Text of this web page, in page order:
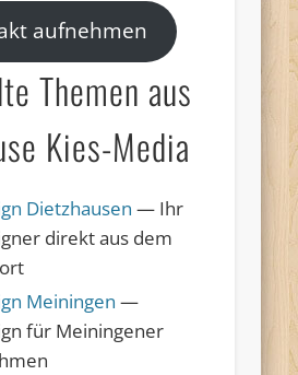
aufnehmen
Themen aus
Kies-Media
Dietzhausen — Ihr
direkt aus dem
Meiningen —
für Meiningener